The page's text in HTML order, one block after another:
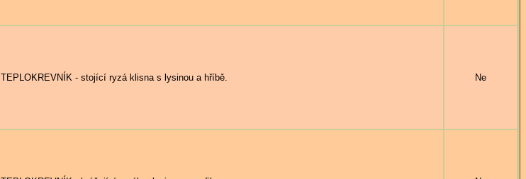
TEPLOKREVNÍK - stojící ryzá klisna s lysinou a hříbě. Ne